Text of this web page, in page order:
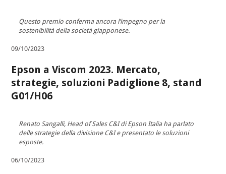
Questo premio conferma ancora l’impegno per la
sostenibilità della società giapponese.
09/10/2023
Epson a Viscom 2023. Mercato,
strategie, soluzioni Padiglione 8, stand
G01/H06
Renato Sangalli, Head of Sales C&I di Epson Italia ha parlato
delle strategie della divisione C&I e presentato le soluzioni
esposte.
06/10/2023